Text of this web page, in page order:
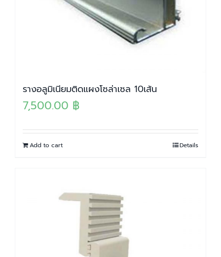
รางอลูมิเนียมติดแผงโซล่าเซล 10เส้น
7,500.00 ฿
Add to cart Details